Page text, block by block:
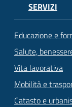
SERVIZI
Educazione e
Salute,
Vita lavorativa
Mobilità e
Catasto e